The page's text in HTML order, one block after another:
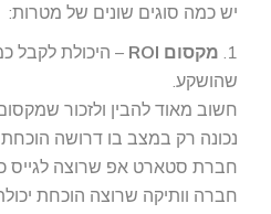
יש כמה סוגים שונים של מטרות:
1. מקסום ROI
– היכולת לקבל
שהושקע.
נכונה רק במצב בו דרושה
חברת סטארט אפ שרוצה לגייס
חברה וותיקה שרוצה הוכחת